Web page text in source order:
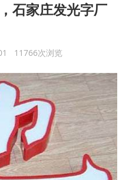
石家庄发光字厂
11766次浏览